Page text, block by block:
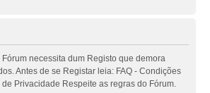
necessita dum Registo que demora
Antes de se Registar leia: FAQ - Condições
Privacidade Respeite as regras do Fórum.